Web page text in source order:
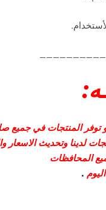
توفر المنتجات في جميع
لدينا وتحديث الاسعار
المحافظات
.